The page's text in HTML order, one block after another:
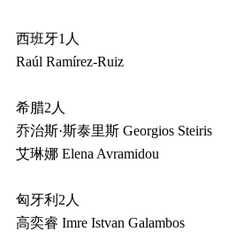
西班牙1人
Raúl Ramírez-Ruiz
希腊2人
乔治斯·斯泰里斯 Georgios Steiris
艾琳娜 Elena Avramidou
匈牙利2人
高奕睿 Imre Istvan Galambos